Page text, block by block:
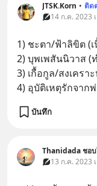
JTSK.Korn • ติด
14 ก.ค. 2023
1) ชะตา/ฟ้าลิขิต (
2) บุพเพสันนิวาส
3) เกื้อกูล/สงเคร
4) อุบัติเหตุรักจาก
บันทึก
13 ก.ค. 2023